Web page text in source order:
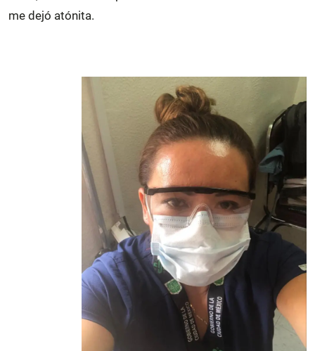
me dejó atónita.